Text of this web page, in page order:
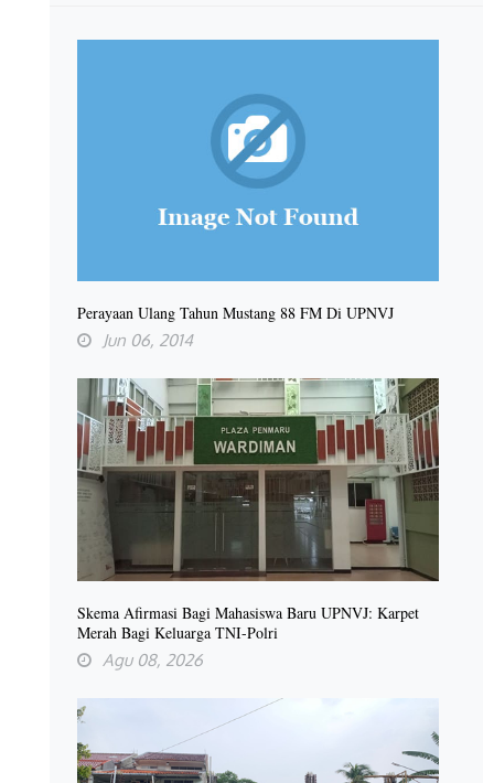
Perayaan Ulang Tahun Mustang 88 FM Di UPNVJ
Jun 06, 2014
Skema Afirmasi Bagi Mahasiswa Baru UPNVJ: Karpet
Merah Bagi Keluarga TNI-Polri
Agu 08, 2026